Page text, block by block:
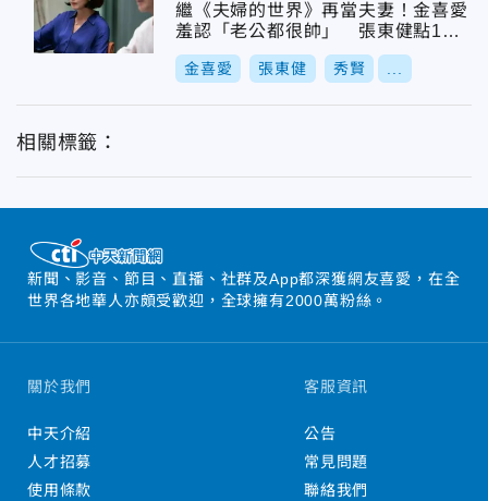
繼《夫婦的世界》再當夫妻！金喜愛
羞認「老公都很帥」 張東健點1驚
人巧合
金喜愛 張東健 秀賢
相關標籤：
新聞、影音、節目、直播、社群及App都深獲網友喜愛，在全
世界各地華人亦頗受歡迎，全球擁有2000萬粉絲。
關於我們
中天介紹
人才招募
使用條款
客服資訊
公告
常見問題
聯絡我們